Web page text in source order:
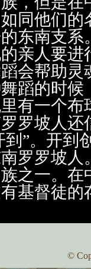
同他们
东南支
亲人要进
会帮助
蹈的时
有一个
罗坡人还
到”。开
罗罗坡
之一。
基督徒的
©